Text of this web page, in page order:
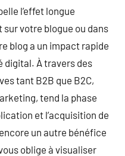
l’effet longue
votre blogue ou dans
blog a un impact rapide
digital. À travers des
tant B2B que B2C,
tend la phase
et l’acquisition de
un autre bénéfice
oblige à visualiser